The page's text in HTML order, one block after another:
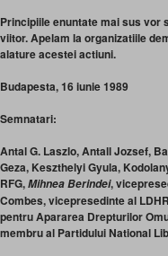
Principiile enuntate mai sus vor
viitor. Apelam la organizatiile
alature acestei actiuni.
Budapesta, 16 iunie 1989
Semnatari:
Antal G. Laszlo, Antall Jozsef,
Geza, Keszthelyi Gyula,
RFG,Mihnea Berindei,
Combes, vicepresedinte al
pentru Apararea Drepturilor
membru al Partidului National